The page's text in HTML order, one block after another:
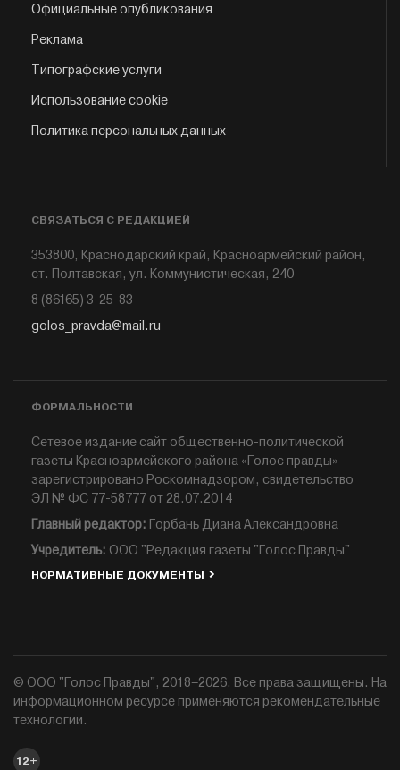
Официальные опубликования
Реклама
Типографские услуги
Использование cookie
Политика персональных данных
СВЯЗАТЬСЯ С РЕДАКЦИЕЙ
353800, Краснодарский край, Красноармейский район,
ст. Полтавская, ул. Коммунистическая, 240
8 (86165) 3-25-83
golos_pravda@mail.ru
ФОРМАЛЬНОСТИ
Сетевое издание сайт общественно-политической
газеты Красноармейского района «Голос правды»
зарегистрировано Роскомнадзором, свидетельство
ЭЛ № ФС 77-58777 от 28.07.2014
Главный редактор: Горбань Диана Александровна
Учредитель: ООО "Редакция газеты "Голос Правды"
НОРМАТИВНЫЕ ДОКУМЕНТЫ
© ООО "Голос Правды", 2018–2026. Все права защищены. На
информационном ресурсе применяются рекомендательные
технологии.
12+